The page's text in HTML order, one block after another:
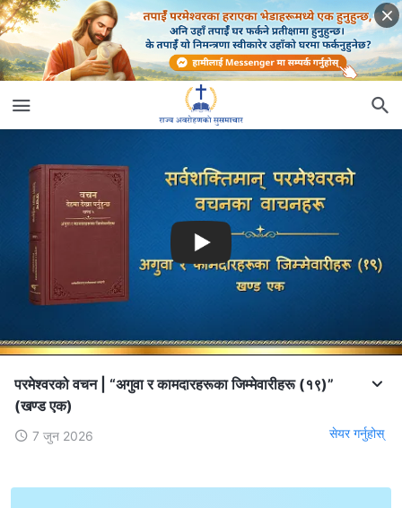
परमेश्‍वरको वचन | “अगुवा र कामदारहरूका जिम्‍मेवारीहरू (१९)”
(खण्ड एक)
7 जुन 2026 सेयर गर्नुहोस्